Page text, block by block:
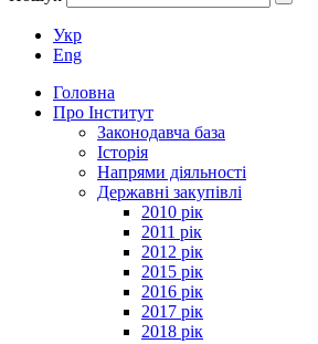
Укр
Eng
Головна
Про Інститут
Законодавча база
Історія
Напрями діяльності
Державні закупівлі
2010 рік
2011 рік
2012 рік
2015 рік
2016 рік
2017 рік
2018 рік